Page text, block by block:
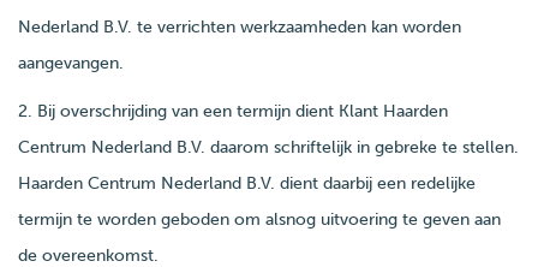
Nederland B.V. te verrichten werkzaamheden kan worden
aangevangen.
2. Bij overschrijding van een termijn dient Klant Haarden
Centrum Nederland B.V. daarom schriftelijk in gebreke te stellen.
Haarden Centrum Nederland B.V. dient daarbij een redelijke
termijn te worden geboden om alsnog uitvoering te geven aan
de overeenkomst.